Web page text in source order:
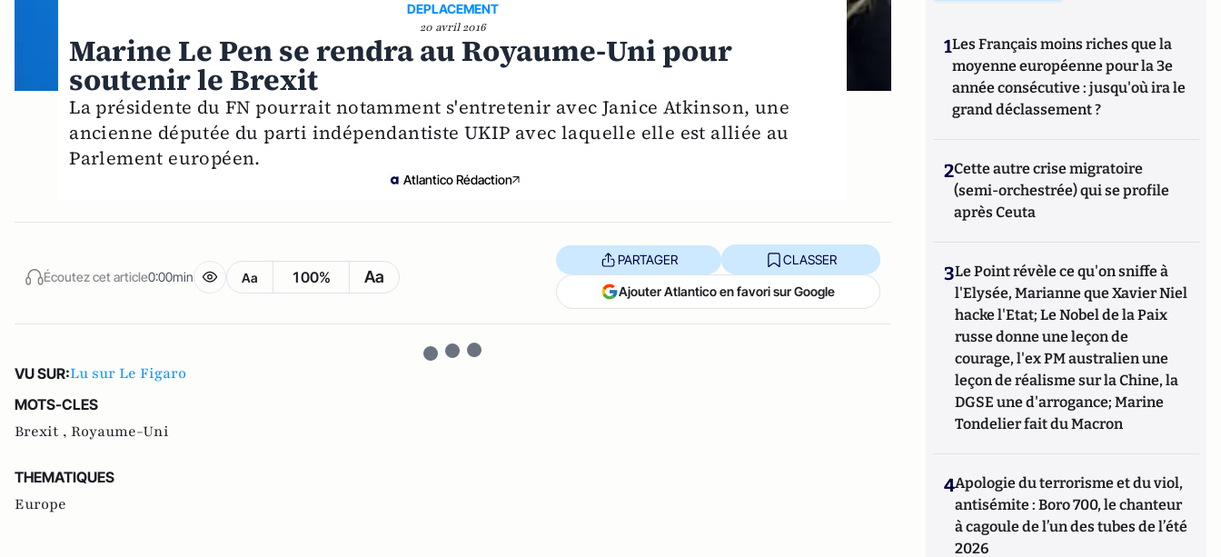
DEPLACEMENT
20 avril 2016
Marine Le Pen se rendra au Royaume-Uni pour
soutenir le Brexit
La présidente du FN pourrait notamment s'entretenir avec Janice Atkinson, une
ancienne députée du parti indépendantiste UKIP avec laquelle elle est alliée au
Parlement européen.
Atlantico Rédaction
Écoutez cet article0:00min Aa 100% Aa
PARTAGER CLASSER
Ajouter Atlantico en favori sur Google
VU SUR:Lu sur Le Figaro
MOTS-CLES
Brexit , Royaume-Uni
THEMATIQUES
Europe
1Les Français moins riches que la
moyenne européenne pour la 3e
année consécutive : jusqu'où ira le
grand déclassement ?
2Cette autre crise migratoire
(semi-orchestrée) qui se profile
après Ceuta
3Le Point révèle ce qu'on sniffe à
l'Elysée, Marianne que Xavier Niel
hacke l'Etat; Le Nobel de la Paix
russe donne une leçon de
courage, l'ex PM australien une
leçon de réalisme sur la Chine, la
DGSE une d'arrogance; Marine
Tondelier fait du Macron
4Apologie du terrorisme et du viol,
antisémite : Boro 700, le chanteur
à cagoule de l’un des tubes de l’été
2026